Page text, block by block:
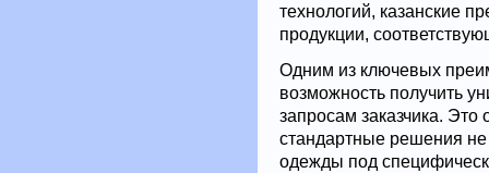
технологий, казанские
продукции,
Одним из ключевых
возможность получить
запросам заказчика.
стандартные решения не
одежды под